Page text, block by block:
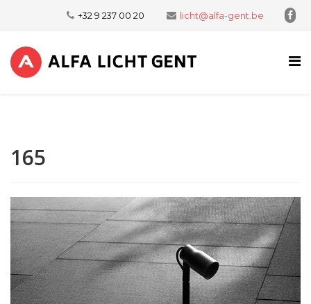
+32 9 237 00 20 licht@alfa-gent.be
165